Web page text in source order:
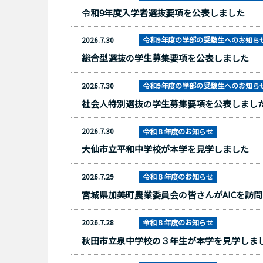
令和9年度入学者選抜要項を公表しました
令和9年度の学部の受験生へのお知ら
2026.7.30
総合型選抜の学生募集要項を公表しました
令和9年度の学部の受験生へのお知ら
2026.7.30
社会人特別選抜の学生募集要項を公表しまし
令和８年度のお知らせ
2026.7.30
大仙市立平和中学校が本学を見学しました
令和８年度のお知らせ
2026.7.29
宮城県加美町農業委員会の皆さんがAICを訪
令和８年度のお知らせ
2026.7.28
秋田市立泉中学校の３年生が本学を見学しま